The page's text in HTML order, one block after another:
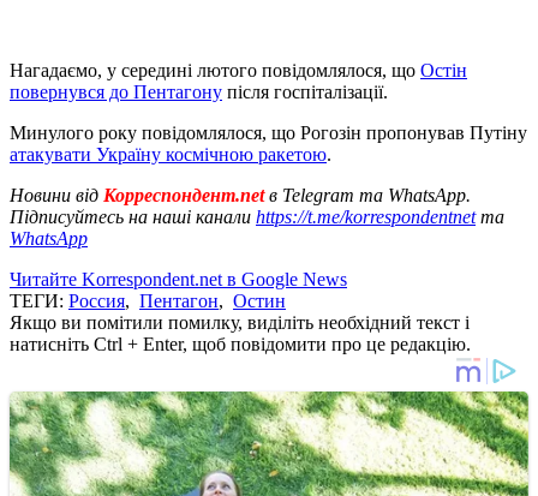
Нагадаємо, у середині лютого повідомлялося, що Остін
повернувся до Пентагону після госпіталізації.
Минулого року повідомлялося, що Рогозін пропонував Путіну
атакувати Україну космічною ракетою.
Новини від Корреспондент.netв Telegram та WhatsApp.
Підписуйтесь на наші канали https://t.me/korrespondentnetта
WhatsApp
Читайте Korrespondent.net в Google News
ТЕГИ: Россия, Пентагон, Остин
Якщо ви помітили помилку, виділіть необхідний текст і
натисніть Ctrl + Enter, щоб повідомити про це редакцію.